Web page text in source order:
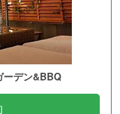
ーデン&BBQ